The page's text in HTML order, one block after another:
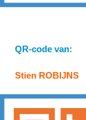
QR-code van:
Stien ROBIJNS